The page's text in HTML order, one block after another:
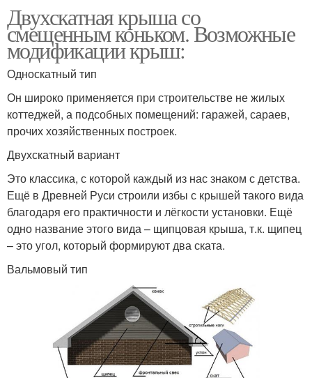
Двухскатная крыша со
смещенным коньком. Возможные
модификации крыш:
Односкатный тип
Он широко применяется при строительстве не жилых
коттеджей, а подсобных помещений: гаражей, сараев,
прочих хозяйственных построек.
Двухскатный вариант
Это классика, с которой каждый из нас знаком с детства.
Ещё в Древней Руси строили избы с крышей такого вида
благодаря его практичности и лёгкости установки. Ещё
одно название этого вида – щипцовая крыша, т.к. щипец
– это угол, который формируют два ската.
Вальмовый тип